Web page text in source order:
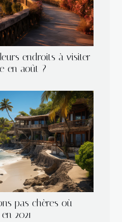
endroits à visiter
en août ?
pas chères où
2021